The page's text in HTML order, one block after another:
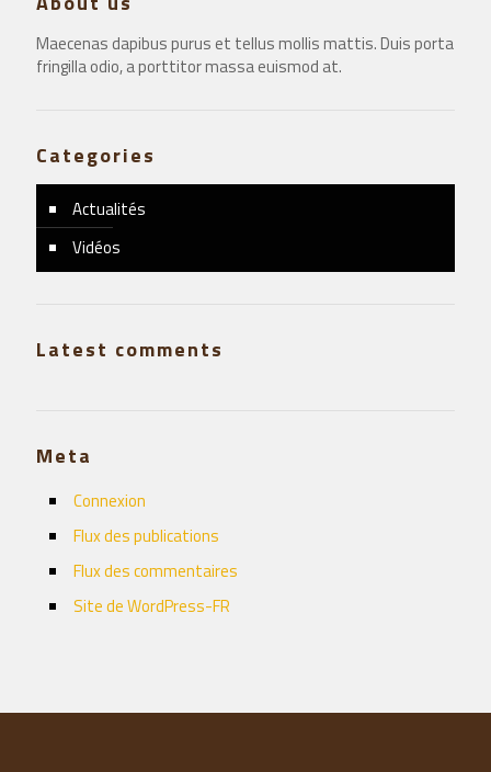
Maecenas dapibus purus et tellus mollis mattis. Duis porta
fringilla odio, a porttitor massa euismod at.
Categories
Actualités
Vidéos
Latest comments
Meta
Connexion
Flux des publications
Flux des commentaires
Site de WordPress-FR